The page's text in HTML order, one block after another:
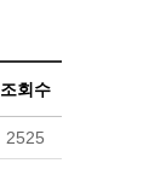
조회수
2525